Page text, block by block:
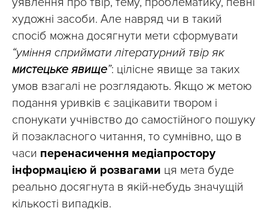
художні засоби. Але навряд чи в такий
спосіб можна досягнути мети сформувати
“уміння сприймати літературний твір як
мистецьке явище”: цілісне явище за таких
умов взагалі не розглядають. Якщо ж метою
подання уривків є зацікавити твором і
спонукати учнівство до самостійного пошуку
й позакласного читання, то сумнівно, що в
часи перенасичення медіапростору
інформацією й розвагами ця мета буде
реально досягнута в якій-небудь значущій
кількості випадків.